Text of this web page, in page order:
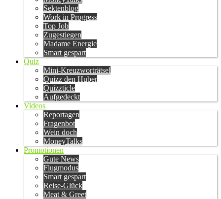
Sektenblog
Work in Progress
Top Job
Zugestiegen
Madame Energie
Smart gespart
Quiz
Mini-Kreuzworträtsel
Quizz den Huber
Quizzticle
Aufgedeckt
Videos
Reportagen
Fragenbot
Wein doch
MoneyTalks
Promotionen
Gute News
Flugmodus
Smart gespart
Reise-Glück
Meat & Greet